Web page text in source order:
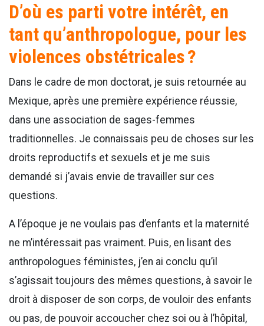
D’où es parti votre intérêt, en
tant qu’anthropologue, pour les
violences obstétricales ?
Dans le cadre de mon doctorat, je suis retournée au
Mexique, après une première expérience réussie,
dans une association de sages-femmes
traditionnelles. Je connaissais peu de choses sur les
droits reproductifs et sexuels et je me suis
demandé si j’avais envie de travailler sur ces
questions.
A l’époque je ne voulais pas d’enfants et la maternité
ne m’intéressait pas vraiment. Puis, en lisant des
anthropologues féministes, j’en ai conclu qu’il
s’agissait toujours des mêmes questions, à savoir le
droit à disposer de son corps, de vouloir des enfants
ou pas, de pouvoir accoucher chez soi ou à l’hôpital,